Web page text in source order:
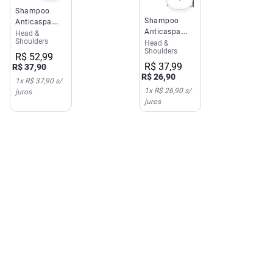
Shampoo
Anticaspa
Head &
Shoulders 3
em 1 650ml
Head &
Shoulders
R$ 52,99
R$37,90
1x R$ 37,90s/
juros
Shampoo
Anticaspa
Head &
Shoulders
Remoção da
Oleosidade
400ml
Head &
Shoulders
R$ 37,99
R$26,90
1x R$ 26,90s/
juros